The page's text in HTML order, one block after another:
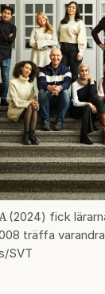
(2024) fick
träffa
SVT